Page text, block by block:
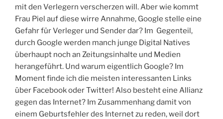
mit den Verlegern verscherzen will. Aber wie kommt
Frau Piel auf diese wirre Annahme, Google stelle eine
Gefahr für Verleger und Sender dar? Im Gegenteil,
durch Google werden manch junge Digital Natives
überhaupt noch an Zeitungsinhalte und Medien
herangeführt. Und warum eigentlich Google? Im
Moment finde ich die meisten interessanten Links
über Facebook oder Twitter! Also besteht eine Allianz
gegen das Internet? Im Zusammenhang damit von
einem Geburtsfehler des Internet zu reden, weil dort